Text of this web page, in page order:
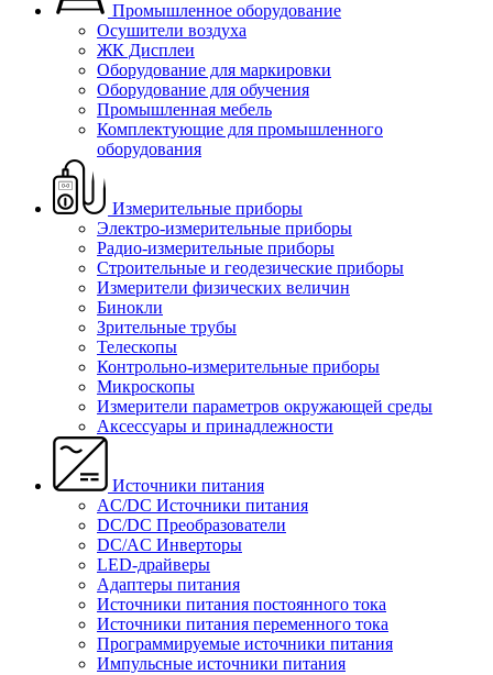
Промышленное оборудование
Осушители воздуха
ЖК Дисплеи
Оборудование для маркировки
Оборудование для обучения
Промышленная мебель
Комплектующие для промышленного
оборудования
Измерительные приборы
Электро-измерительные приборы
Радио-измерительные приборы
Строительные и геодезические приборы
Измерители физических величин
Бинокли
Зрительные трубы
Телескопы
Контрольно-измерительные приборы
Микроскопы
Измерители параметров окружающей среды
Аксессуары и принадлежности
Источники питания
AC/DC Источники питания
DC/DC Преобразователи
DC/AC Инверторы
LED-драйверы
Адаптеры питания
Источники питания постоянного тока
Источники питания переменного тока
Программируемые источники питания
Импульсные источники питания